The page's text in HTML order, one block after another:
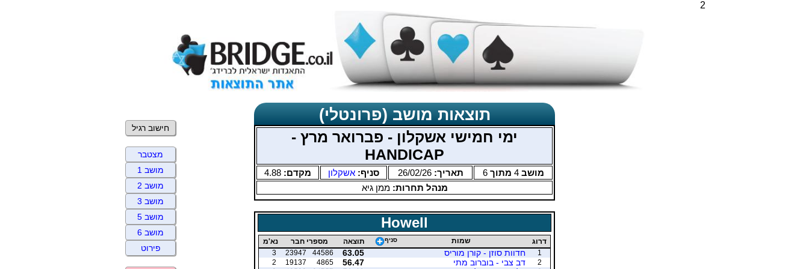
2
תוצאות מושב (פרונטלי)
ימי חמישי אשקלון - פברואר מרץ -
HANDICAP
מושב4 מתוך6 תאריך:26/02/26 סניף: אשקלון מקדם: 4.88
מנהל תחרות:ממן גיא
Howell
דרוג שמות סניף תוצאה מספרי חבר
נא'מ
1
חדוות סוזן - קורן מוריס 63.05
44586
23947
3
2
דב צבי - בוברוב מתי 56.47
4865
19137
2
חישוב רגיל
מצטבר
מושב 1
מושב 2
מושב 3
מושב 5
מושב 6
פירוט